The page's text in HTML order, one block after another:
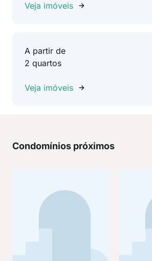
Veja imóveis
A partir de
2 quartos
Veja imóveis
Condomínios próximos